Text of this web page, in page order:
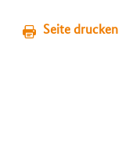
Seite drucken